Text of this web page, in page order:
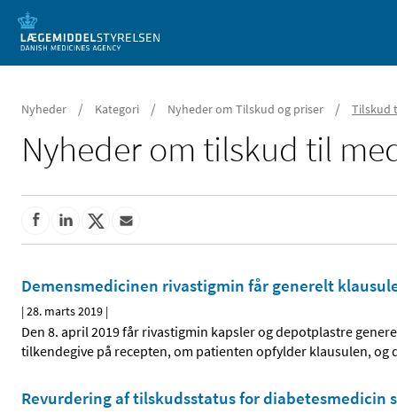
Mobil visning
Nyheder / Kategori / Nyheder om Tilskud og priser / Tilskud
Nyheder om tilskud til
Demensmedicinen rivastigmin får generelt
|28. marts 2019 |
Den 8. april 2019 får rivastigmin kapsler og depotplastre
tilkendegive på recepten, om patienten opfylder klausulen,
Revurdering af tilskudsstatus for diabetesmedicin